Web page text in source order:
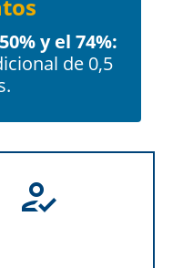
50% y el 74%:
de 0,5